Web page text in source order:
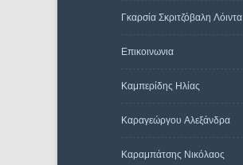
Γκαρσία Σκριτζόβαλη Λόιντα
Επικοινωνια
Καμπερίδης Ηλίας
Καραγεώργου Αλεξάνδρα
Καραμπάτσης Νικόλαος